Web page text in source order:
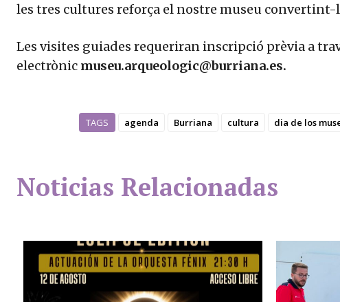
les tres cultures reforça el nostre museu
Les visites guiades requeriran inscripció prèvia a
electrònic museu.arqueologic@burriana.es.
TAGS agenda Burriana cultura dia de los
Noticias Relacionadas